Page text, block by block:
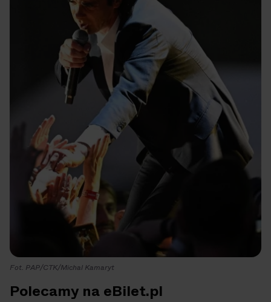
Fot. PAP/CTK/Michal Kamaryt
Polecamy na eBilet.pl